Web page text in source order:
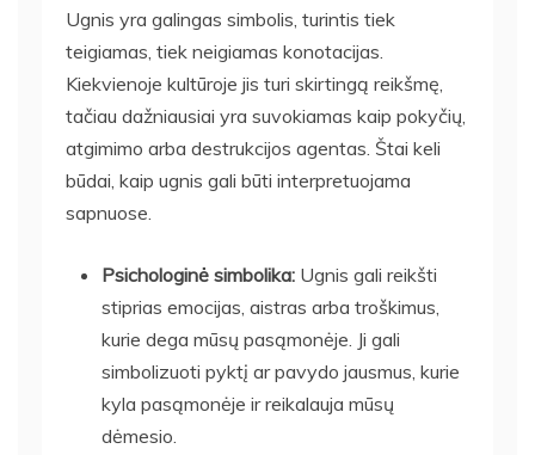
Ugnis yra galingas simbolis, turintis tiek
teigiamas, tiek neigiamas konotacijas.
Kiekvienoje kultūroje jis turi skirtingą reikšmę,
tačiau dažniausiai yra suvokiamas kaip pokyčių,
atgimimo arba destrukcijos agentas. Štai keli
būdai, kaip ugnis gali būti interpretuojama
sapnuose.
Psichologinė simbolika: Ugnis gali reikšti
stiprias emocijas, aistras arba troškimus,
kurie dega mūsų pasąmonėje. Ji gali
simbolizuoti pyktį ar pavydo jausmus, kurie
kyla pasąmonėje ir reikalauja mūsų
dėmesio.